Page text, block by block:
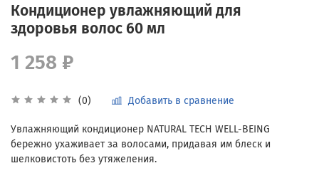
Кондиционер увлажняющий для
здоровья волос 60 мл
(0) Добавить в сравнение
1 258 ₽
Увлажняющий кондиционер NATURAL TECH WELL-BEING
бережно ухаживает за волосами, придавая им блеск и
шелковистоть без утяжеления.